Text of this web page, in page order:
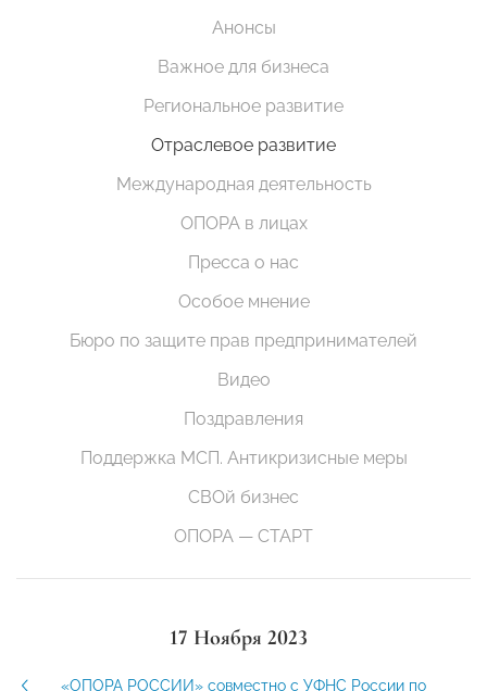
Анонсы
Важное для бизнеса
Региональное развитие
Отраслевое развитие
Международная деятельность
ОПОРА в лицах
Пресса о нас
Особое мнение
Бюро по защите прав предпринимателей
Видео
Поздравления
Поддержка МСП. Антикризисные меры
СВОй бизнес
ОПОРА — СТАРТ
17 Ноября 2023
«ОПОРА РОССИИ» совместно с УФНС России по